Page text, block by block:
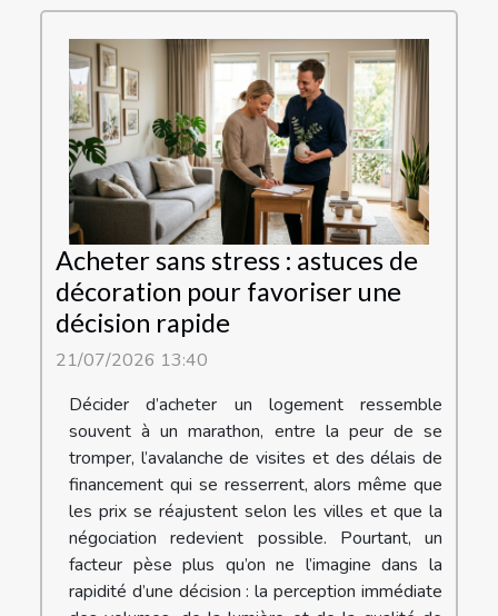
Acheter sans stress : astuces de
décoration pour favoriser une
décision rapide
21/07/2026 13:40
Décider d’acheter un logement ressemble
souvent à un marathon, entre la peur de se
tromper, l’avalanche de visites et des délais de
financement qui se resserrent, alors même que
les prix se réajustent selon les villes et que la
négociation redevient possible. Pourtant, un
facteur pèse plus qu’on ne l’imagine dans la
rapidité d’une décision : la perception immédiate